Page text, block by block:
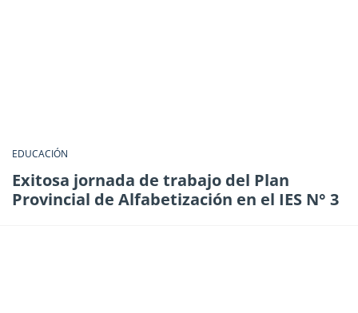
EDUCACIÓN
Exitosa jornada de trabajo del Plan
Provincial de Alfabetización en el IES N° 3